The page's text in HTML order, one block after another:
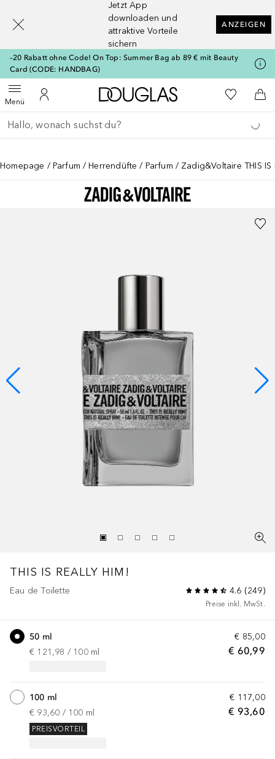
Jetzt App
downloaden und
attraktive Vorteile
sichern
ANZEIGEN
–20 Rabatt ohne Code! On Top: Summer Bag ab 89 € mit Beauty
Card (CODE: HANDBAG)
MenüMenü öffnenZu Meinem Kundenkonto
Zur Douglas Startseite
Zu Meiner
Gehe zurück
Suche ausführen
Homepage Parfum Herrendüfte Parfum Zadig&Voltaire THIS IS
THIS IS REALLY HIM!
Eau de Toilette 4.6 (249)
Preise inkl. MwSt.
€ 85,00
€ 60,99
50 ml
€ 121,98 / 100 ml
€ 117,00
€ 93,60
100 ml
€ 93,60 / 100 ml
PREISVORTEIL
[navigation.slideout.screenreader]